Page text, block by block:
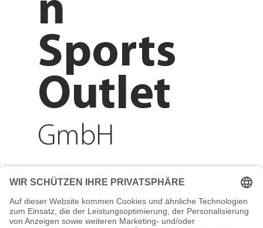
Adresse
Reichenberger Str. 1
84130 Dingolfing
n
Sports
Outlet
GmbH